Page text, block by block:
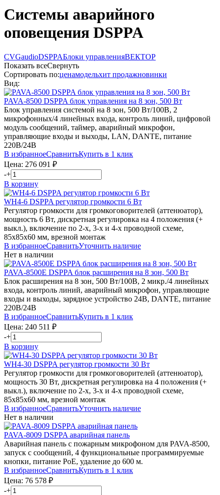
Cистемы аварийного
оповещения DSPPA
CVGaudioDSPPAБлоки управленияВЕКТОР
Показать всеСвернуть
Сортировать по:ценамодельхит продажновинки
Вид:
PAVA-8500 DSPPA блок управления на 8 зон, 500 Вт
Блок управления системой на 8 зон, 500 Вт/100В, 2
микрофонных/4 линейных входа, контроль линий, цифровой
модуль сообщений, таймер, аварийный микрофон,
управляющие входы и выходы, LAN, DANTE, питание
220В/24В
В избранноеСравнитьКупить в 1 клик
Цена: 276 091 ₽
-+
В корзину
WH4-6 DSPPA регулятор громкости 6 Вт
Регулятор громкости для громкоговорителей (аттенюатор),
мощность 6 Вт, дискретная регулировка на 4 положения (+
выкл.), включение по 2-х, 3-х и 4-х проводной схеме,
85х85х60 мм, врезной монтаж
В избранноеСравнитьУточнить наличие
Нет в наличии
PAVA-8500E DSPPA блок расширения на 8 зон, 500 Вт
Блок расширения на 8 зон, 500 Вт/100В, 2 микр./4 линейных
входа, контроль линий, аварийный микрофон, управляющие
входы и выходы, зарядное устройство 24В, DANTE, питание
220В/24В
В избранноеСравнитьКупить в 1 клик
Цена: 240 511 ₽
-+
В корзину
WH4-30 DSPPA регулятор громкости 30 Вт
Регулятор громкости для громкоговорителей (аттенюатор),
мощность 30 Вт, дискретная регулировка на 4 положения (+
выкл.), включение по 2-х, 3-х и 4-х проводной схеме,
85х85х60 мм, врезной монтаж
В избранноеСравнитьУточнить наличие
Нет в наличии
PAVA-8009 DSPPA аварийная панель
Аварийная панель с пожарным микрофоном для PAVA-8500,
запуск с сообщений, 4 функциональные программируемые
кнопки, питание PoE, удаление до 600 м.
В избранноеСравнитьКупить в 1 клик
Цена: 76 578 ₽
-+